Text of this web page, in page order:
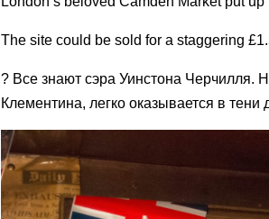
The site could be sold for a staggering
? Все знают сэра Уинстона Черчилля.
Клементина, легко оказывается в тени